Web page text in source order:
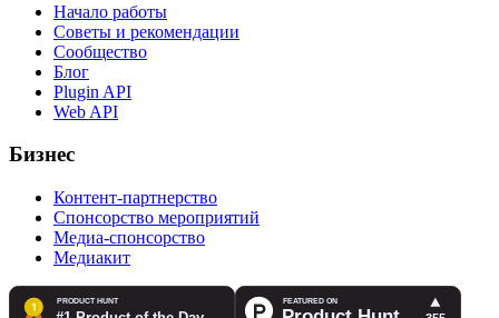
Начало работы
Советы и рекомендации
Сообщество
Блог
Plugin API
Web API
Бизнес
Контент-партнерство
Спонсорство мероприятий
Медиа-спонсорство
Медиакит